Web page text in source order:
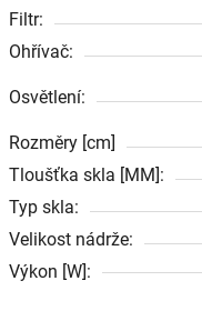
Filtr:
Ohřívač:
Osvětlení:
Rozměry [cm]
Tloušťka skla [MM]:
Typ skla:
Velikost nádrže:
Výkon [W]: